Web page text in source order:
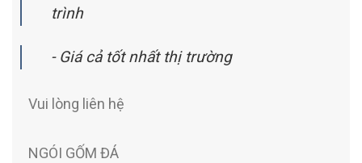
trình
- Giá cả tốt nhất thị trường
Vui lòng liên hệ
NGÓI GỐM ĐÁ